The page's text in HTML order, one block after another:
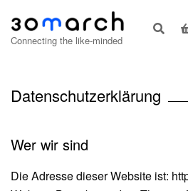
Connecting the like-minded
E
s
f
o
Datenschutzerklärung
Wer wir sind
Die Adresse dieser Website ist: